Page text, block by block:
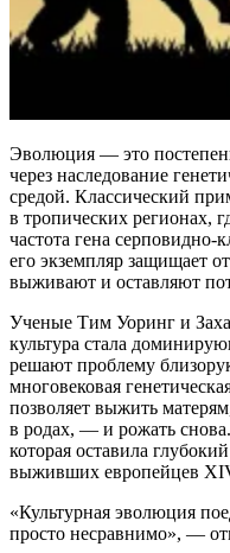
Эволюция — это
через наследование
средой. Классический
в тропических регионах,
частота гена
его экземпляр защищает
выживают и оставляют
Ученые Тим Уоринг и
культура стала
решают проблему
многовековая
позволяет выжить
в родах, — и рожать
которая оставила
выживших европейцев
«Культурная эволюция
просто несравнимо», —